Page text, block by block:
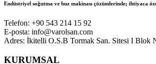
Endüstriyel soğutma ve buz makinası çözümlerinde; ihtiyaca
Telefon: +90 543 214 15 92
E-posta: info@varolsan.com
Adres: İkitelli O.S.B Tormak San. Sitesi I Blok
KURUMSAL